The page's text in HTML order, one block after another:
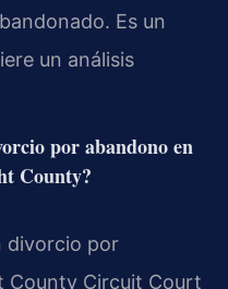
Es un
un análisis
por abandono en
County?
divorcio por
County Circuit Court